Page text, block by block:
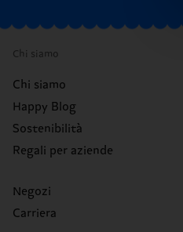
Chi siamo
Chi siamo
Happy Blog
Sostenibilità
Regali per aziende
Negozi
Carriera